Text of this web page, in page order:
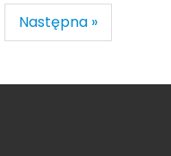
Następna »